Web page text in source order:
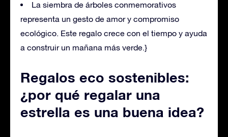
La siembra de árboles conmemorativos
representa un gesto de amor y compromiso
ecológico. Este regalo crece con el tiempo y ayuda
a construir un mañana más verde.}
Regalos eco sostenibles:
¿por qué regalar una
estrella es una buena idea?